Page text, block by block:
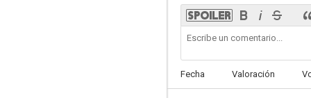
6.2
Fecha Valoración